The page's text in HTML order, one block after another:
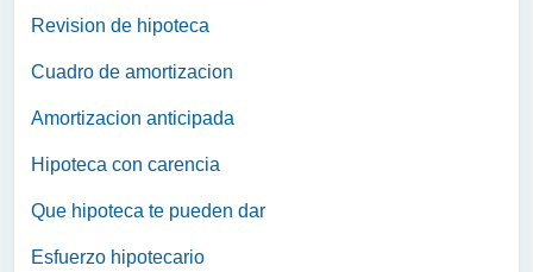
Revision de hipoteca
Cuadro de amortizacion
Amortizacion anticipada
Hipoteca con carencia
Que hipoteca te pueden dar
Esfuerzo hipotecario